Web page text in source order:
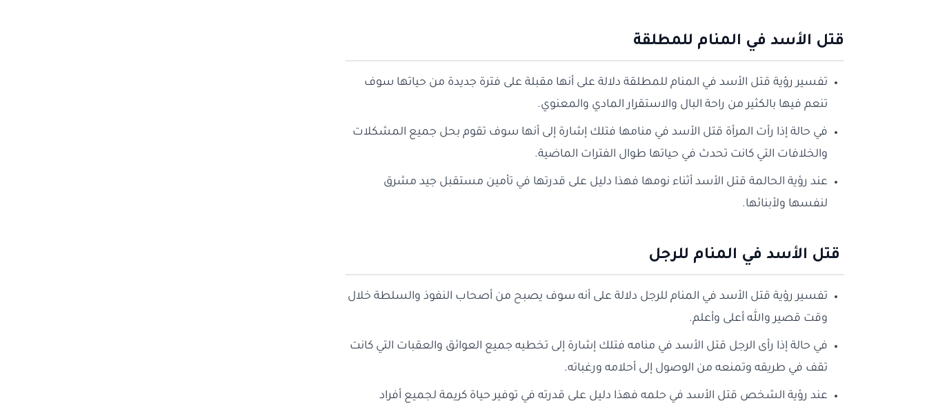
قتل الأسد في المنام للمطلقة
تفسير رؤية قتل الأسد في المنام للمطلقة دلالة على أنها مقبلة على فترة جديدة من حياتها سوف
تنعم فيها بالكثير من راحة البال والاستقرار المادي والمعنوي.
في حالة إذا رأت المرأة قتل الأسد في منامها فتلك إشارة إلى أنها سوف تقوم بحل جميع المشكلات
والخلافات التي كانت تحدث في حياتها طوال الفترات الماضية.
عند رؤية الحالمة قتل الأسد أثناء نومها فهذا دليل على قدرتها في تأمين مستقبل جيد مشرق
لنفسها ولأبنائها.
قتل الأسد في المنام للرجل
تفسير رؤية قتل الأسد في المنام للرجل دلالة على أنه سوف يصبح من أصحاب النفوذ والسلطة خلال
وقت قصير والله أعلى وأعلم.
في حالة إذا رأى الرجل قتل الأسد في منامه فتلك إشارة إلى تخطيه جميع العوائق والعقبات التي كانت
تقف في طريقه وتمنعه من الوصول إلى أحلامه ورغباته.
عند رؤية الشخص قتل الأسد في حلمه فهذا دليل على قدرته في توفير حياة كريمة لجميع أفراد